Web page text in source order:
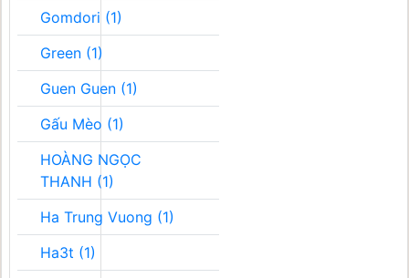
Gomdori (1)
Green (1)
Guen Guen (1)
Gấu Mèo (1)
HOÀNG NGỌC
THANH (1)
Ha Trung Vuong (1)
Ha3t (1)